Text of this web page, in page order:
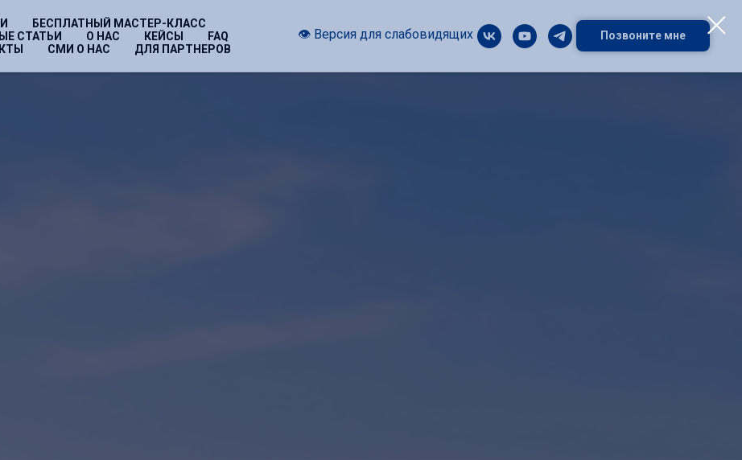
БЕСПЛАТНЫЙ МАСТЕР-КЛАСС
СТАТЬИ
О НАС КЕЙСЫ
FAQ
СМИ О НАС ДЛЯ ПАРТНЕРОВ
👁 Версия для слабовидящих Позвоните мне